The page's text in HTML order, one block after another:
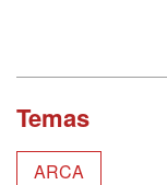
Temas
ARCA